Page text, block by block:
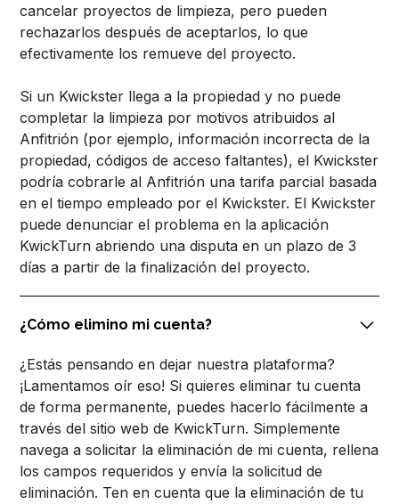
cancelar proyectos de limpieza, pero pueden
rechazarlos después de aceptarlos, lo que
efectivamente los remueve del proyecto.
Si un Kwickster llega a la propiedad y no puede
completar la limpieza por motivos atribuidos al
Anfitrión (por ejemplo, información incorrecta de la
propiedad, códigos de acceso faltantes), el Kwickster
podría cobrarle al Anfitrión una tarifa parcial basada
en el tiempo empleado por el Kwickster. El Kwickster
puede denunciar el problema en la aplicación
KwickTurn abriendo una disputa en un plazo de 3
días a partir de la finalización del proyecto.
¿Cómo elimino mi cuenta?
¿Estás pensando en dejar nuestra plataforma?
¡Lamentamos oír eso! Si quieres eliminar tu cuenta
de forma permanente, puedes hacerlo fácilmente a
través del sitio web de KwickTurn. Simplemente
navega a solicitar la eliminación de mi cuenta, rellena
los campos requeridos y envía la solicitud de
eliminación. Ten en cuenta que la eliminación de tu